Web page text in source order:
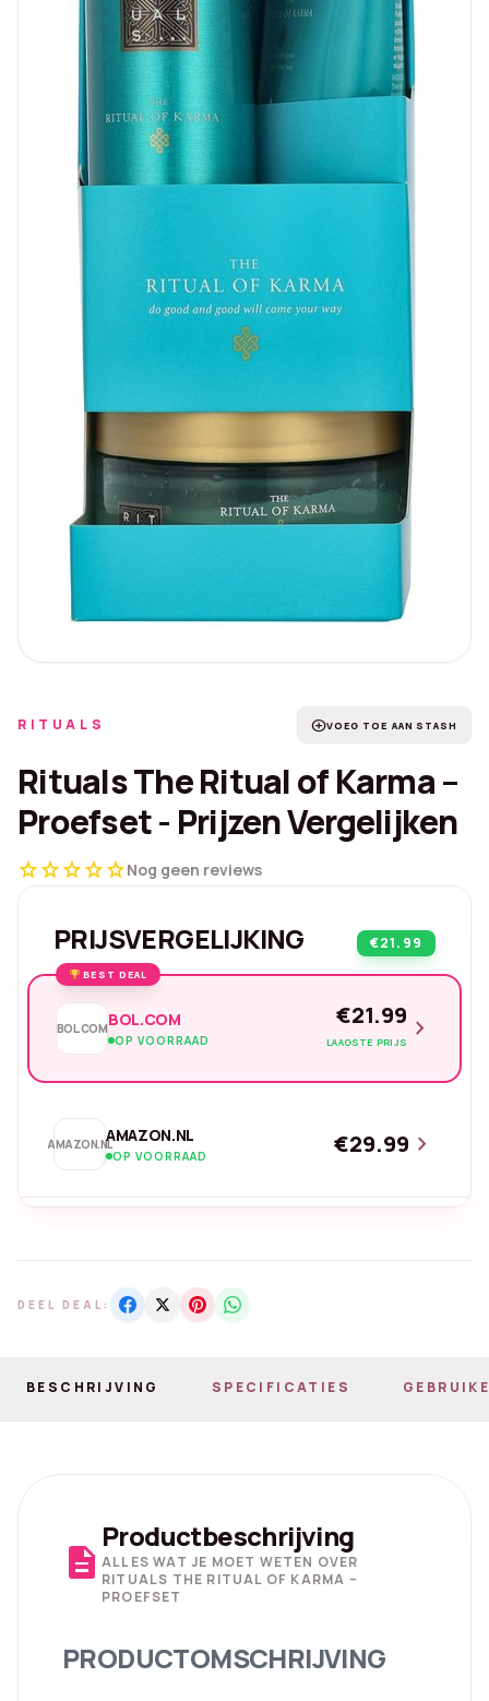
RITUALS add_circleVOEG TOE AAN STASH
Rituals The Ritual of Karma –
Proefset - Prijzen Vergelijken
starstarstarstarstarNog geen reviews
PRIJSVERGELIJKING €21.99
BEST DEAL
BOL.COMBOL.COM
OP VOORRAAD
€21.99
LAAGSTE PRIJS chevron_right
AMAZON.NLAMAZON.NL
OP VOORRAAD €29.99 chevron_right
DEEL DEAL:
BESCHRIJVING SPECIFICATIES
description
Productbeschrijving
ALLES WAT JE MOET WETEN OVER
RITUALS THE RITUAL OF KARMA –
PROEFSET
PRODUCTOMSCHRIJVING